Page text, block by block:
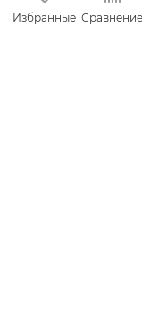
Избранные Сравнение